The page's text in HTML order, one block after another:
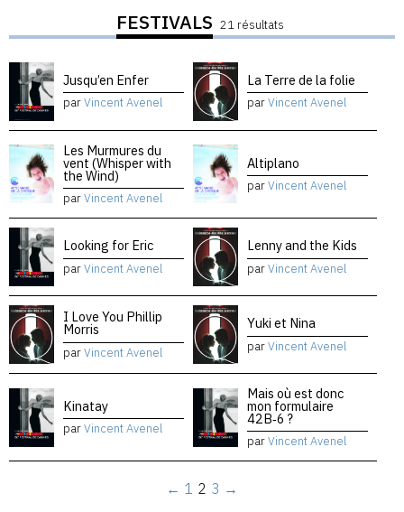
FESTIVALS 21 résultats
Jusqu’en Enfer
parVincent Avenel
La Terre de la folie
parVincent Avenel
Les Murmures du
vent (Whisper with
the Wind)
parVincent Avenel
Altiplano
parVincent Avenel
Looking for Eric
parVincent Avenel
Lenny and the Kids
parVincent Avenel
I Love You Phillip
Morris
parVincent Avenel
Yuki et Nina
parVincent Avenel
Kinatay
parVincent Avenel
Mais où est donc
mon formulaire
42B‑6 ?
parVincent Avenel
← 1 2 3 →